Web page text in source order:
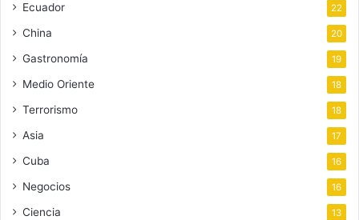
Ecuador 22
China 20
Gastronomía 19
Medio Oriente 18
Terrorismo 18
Asia 17
Cuba 16
Negocios 16
Ciencia 13